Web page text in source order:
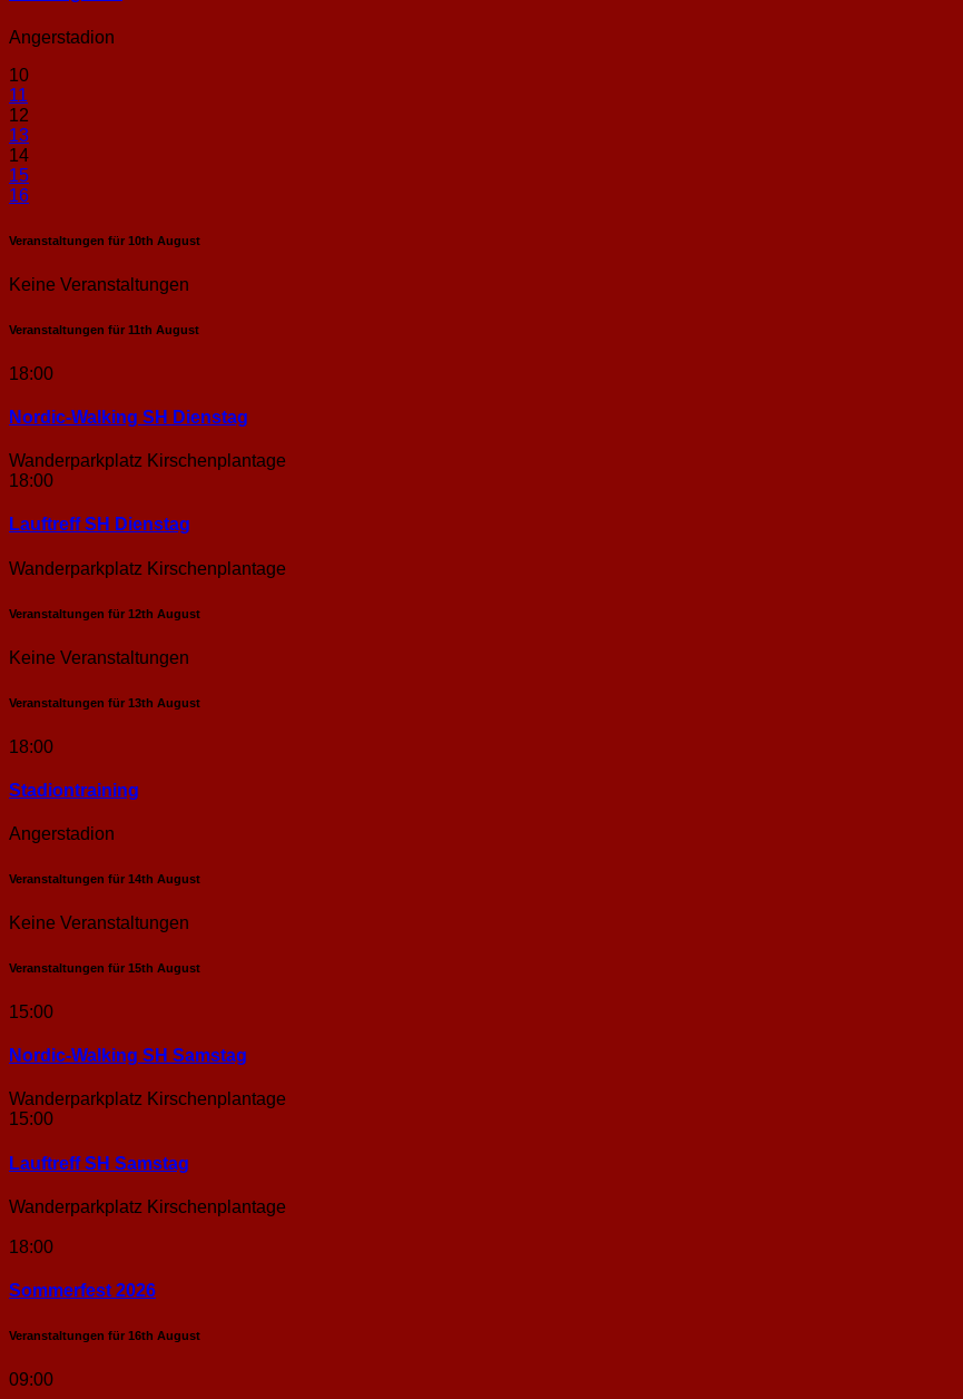
Angerstadion
10
11
12
13
14
15
16
Veranstaltungen für 10th August
Keine Veranstaltungen
Veranstaltungen für 11th August
18:00
Nordic-Walking SH Dienstag
Wanderparkplatz Kirschenplantage
18:00
Lauftreff SH Dienstag
Wanderparkplatz Kirschenplantage
Veranstaltungen für 12th August
Keine Veranstaltungen
Veranstaltungen für 13th August
18:00
Stadion­training
Angerstadion
Veranstaltungen für 14th August
Keine Veranstaltungen
Veranstaltungen für 15th August
15:00
Nordic-Walking SH Samstag
Wanderparkplatz Kirschenplantage
15:00
Lauftreff SH Samstag
Wanderparkplatz Kirschenplantage
18:00
Sommerfest 2026
Veranstaltungen für 16th August
09:00